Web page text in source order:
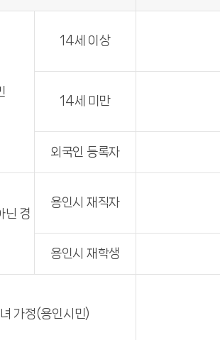
14세 이상
14세 미만
외국인 등록자
닌 경
용인시 재직자
용인시 재학생
가정(용인시민)